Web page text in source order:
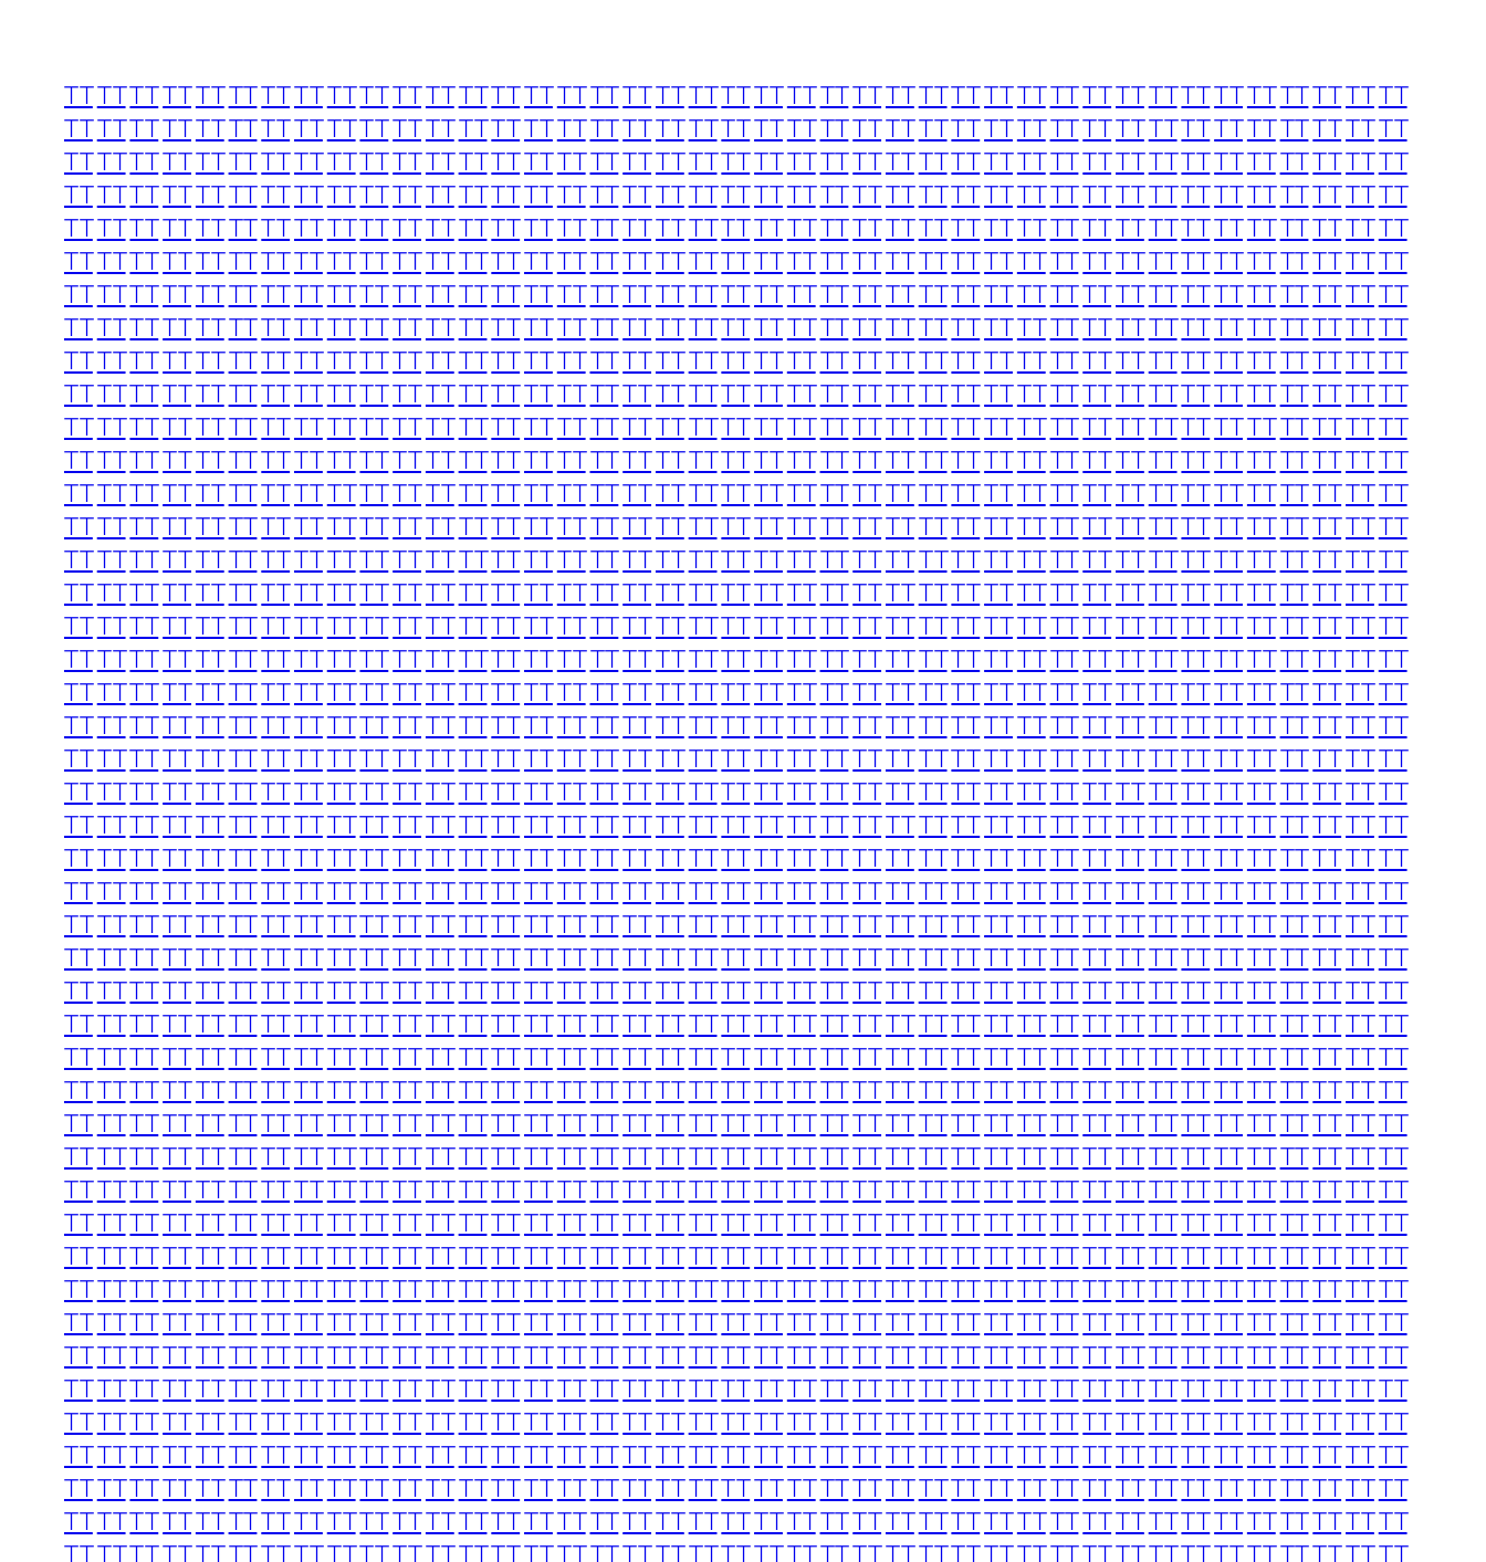
TTTTTTTTTTTTTTTTTTTTTTTTTTTTTTTTTTTTTTTTTTTTTTTTTTTTTTTTTTTTTTTTTTTTTTTTTTTTTTTTTT
TTTTTTTTTTTTTTTTTTTTTTTTTTTTTTTTTTTTTTTTTTTTTTTTTTTTTTTTTTTTTTTTTTTTTTTTTTTTTTTTTT
TTTTTTTTTTTTTTTTTTTTTTTTTTTTTTTTTTTTTTTTTTTTTTTTTTTTTTTTTTTTTTTTTTTTTTTTTTTTTTTTTT
TTTTTTTTTTTTTTTTTTTTTTTTTTTTTTTTTTTTTTTTTTTTTTTTTTTTTTTTTTTTTTTTTTTTTTTTTTTTTTTTTT
TTTTTTTTTTTTTTTTTTTTTTTTTTTTTTTTTTTTTTTTTTTTTTTTTTTTTTTTTTTTTTTTTTTTTTTTTTTTTTTTTT
TTTTTTTTTTTTTTTTTTTTTTTTTTTTTTTTTTTTTTTTTTTTTTTTTTTTTTTTTTTTTTTTTTTTTTTTTTTTTTTTTT
TTTTTTTTTTTTTTTTTTTTTTTTTTTTTTTTTTTTTTTTTTTTTTTTTTTTTTTTTTTTTTTTTTTTTTTTTTTTTTTTTT
TTTTTTTTTTTTTTTTTTTTTTTTTTTTTTTTTTTTTTTTTTTTTTTTTTTTTTTTTTTTTTTTTTTTTTTTTTTTTTTTTT
TTTTTTTTTTTTTTTTTTTTTTTTTTTTTTTTTTTTTTTTTTTTTTTTTTTTTTTTTTTTTTTTTTTTTTTTTTTTTTTTTT
TTTTTTTTTTTTTTTTTTTTTTTTTTTTTTTTTTTTTTTTTTTTTTTTTTTTTTTTTTTTTTTTTTTTTTTTTTTTTTTTTT
TTTTTTTTTTTTTTTTTTTTTTTTTTTTTTTTTTTTTTTTTTTTTTTTTTTTTTTTTTTTTTTTTTTTTTTTTTTTTTTTTT
TTTTTTTTTTTTTTTTTTTTTTTTTTTTTTTTTTTTTTTTTTTTTTTTTTTTTTTTTTTTTTTTTTTTTTTTTTTTTTTTTT
TTTTTTTTTTTTTTTTTTTTTTTTTTTTTTTTTTTTTTTTTTTTTTTTTTTTTTTTTTTTTTTTTTTTTTTTTTTTTTTTTT
TTTTTTTTTTTTTTTTTTTTTTTTTTTTTTTTTTTTTTTTTTTTTTTTTTTTTTTTTTTTTTTTTTTTTTTTTTTTTTTTTT
TTTTTTTTTTTTTTTTTTTTTTTTTTTTTTTTTTTTTTTTTTTTTTTTTTTTTTTTTTTTTTTTTTTTTTTTTTTTTTTTTT
TTTTTTTTTTTTTTTTTTTTTTTTTTTTTTTTTTTTTTTTTTTTTTTTTTTTTTTTTTTTTTTTTTTTTTTTTTTTTTTTTT
TTTTTTTTTTTTTTTTTTTTTTTTTTTTTTTTTTTTTTTTTTTTTTTTTTTTTTTTTTTTTTTTTTTTTTTTTTTTTTTTTT
TTTTTTTTTTTTTTTTTTTTTTTTTTTTTTTTTTTTTTTTTTTTTTTTTTTTTTTTTTTTTTTTTTTTTTTTTTTTTTTTTT
TTTTTTTTTTTTTTTTTTTTTTTTTTTTTTTTTTTTTTTTTTTTTTTTTTTTTTTTTTTTTTTTTTTTTTTTTTTTTTTTTT
TTTTTTTTTTTTTTTTTTTTTTTTTTTTTTTTTTTTTTTTTTTTTTTTTTTTTTTTTTTTTTTTTTTTTTTTTTTTTTTTTT
TTTTTTTTTTTTTTTTTTTTTTTTTTTTTTTTTTTTTTTTTTTTTTTTTTTTTTTTTTTTTTTTTTTTTTTTTTTTTTTTTT
TTTTTTTTTTTTTTTTTTTTTTTTTTTTTTTTTTTTTTTTTTTTTTTTTTTTTTTTTTTTTTTTTTTTTTTTTTTTTTTTTT
TTTTTTTTTTTTTTTTTTTTTTTTTTTTTTTTTTTTTTTTTTTTTTTTTTTTTTTTTTTTTTTTTTTTTTTTTTTTTTTTTT
TTTTTTTTTTTTTTTTTTTTTTTTTTTTTTTTTTTTTTTTTTTTTTTTTTTTTTTTTTTTTTTTTTTTTTTTTTTTTTTTTT
TTTTTTTTTTTTTTTTTTTTTTTTTTTTTTTTTTTTTTTTTTTTTTTTTTTTTTTTTTTTTTTTTTTTTTTTTTTTTTTTTT
TTTTTTTTTTTTTTTTTTTTTTTTTTTTTTTTTTTTTTTTTTTTTTTTTTTTTTTTTTTTTTTTTTTTTTTTTTTTTTTTTT
TTTTTTTTTTTTTTTTTTTTTTTTTTTTTTTTTTTTTTTTTTTTTTTTTTTTTTTTTTTTTTTTTTTTTTTTTTTTTTTTTT
TTTTTTTTTTTTTTTTTTTTTTTTTTTTTTTTTTTTTTTTTTTTTTTTTTTTTTTTTTTTTTTTTTTTTTTTTTTTTTTTTT
TTTTTTTTTTTTTTTTTTTTTTTTTTTTTTTTTTTTTTTTTTTTTTTTTTTTTTTTTTTTTTTTTTTTTTTTTTTTTTTTTT
TTTTTTTTTTTTTTTTTTTTTTTTTTTTTTTTTTTTTTTTTTTTTTTTTTTTTTTTTTTTTTTTTTTTTTTTTTTTTTTTTT
TTTTTTTTTTTTTTTTTTTTTTTTTTTTTTTTTTTTTTTTTTTTTTTTTTTTTTTTTTTTTTTTTTTTTTTTTTTTTTTTTT
TTTTTTTTTTTTTTTTTTTTTTTTTTTTTTTTTTTTTTTTTTTTTTTTTTTTTTTTTTTTTTTTTTTTTTTTTTTTTTTTTT
TTTTTTTTTTTTTTTTTTTTTTTTTTTTTTTTTTTTTTTTTTTTTTTTTTTTTTTTTTTTTTTTTTTTTTTTTTTTTTTTTT
TTTTTTTTTTTTTTTTTTTTTTTTTTTTTTTTTTTTTTTTTTTTTTTTTTTTTTTTTTTTTTTTTTTTTTTTTTTTTTTTTT
TTTTTTTTTTTTTTTTTTTTTTTTTTTTTTTTTTTTTTTTTTTTTTTTTTTTTTTTTTTTTTTTTTTTTTTTTTTTTTTTTT
TTTTTTTTTTTTTTTTTTTTTTTTTTTTTTTTTTTTTTTTTTTTTTTTTTTTTTTTTTTTTTTTTTTTTTTTTTTTTTTTTT
TTTTTTTTTTTTTTTTTTTTTTTTTTTTTTTTTTTTTTTTTTTTTTTTTTTTTTTTTTTTTTTTTTTTTTTTTTTTTTTTTT
TTTTTTTTTTTTTTTTTTTTTTTTTTTTTTTTTTTTTTTTTTTTTTTTTTTTTTTTTTTTTTTTTTTTTTTTTTTTTTTTTT
TTTTTTTTTTTTTTTTTTTTTTTTTTTTTTTTTTTTTTTTTTTTTTTTTTTTTTTTTTTTTTTTTTTTTTTTTTTTTTTTTT
TTTTTTTTTTTTTTTTTTTTTTTTTTTTTTTTTTTTTTTTTTTTTTTTTTTTTTTTTTTTTTTTTTTTTTTTTTTTTTTTTT
TTTTTTTTTTTTTTTTTTTTTTTTTTTTTTTTTTTTTTTTTTTTTTTTTTTTTTTTTTTTTTTTTTTTTTTTTTTTTTTTTT
TTTTTTTTTTTTTTTTTTTTTTTTTTTTTTTTTTTTTTTTTTTTTTTTTTTTTTTTTTTTTTTTTTTTTTTTTTTTTTTTTT
TTTTTTTTTTTTTTTTTTTTTTTTTTTTTTTTTTTTTTTTTTTTTTTTTTTTTTTTTTTTTTTTTTTTTTTTTTTTTTTTTT
TTTTTTTTTTTTTTTTTTTTTTTTTTTTTTTTTTTTTTTTTTTTTTTTTTTTTTTTTTTTTTTTTTTTTTTTTTTTTTTTTT
TTTTTTTTTTTTTTTTTTTTTTTTTTTTTTTTTTTTTTTTTTTTTTTTTTTTTTTTTTTTTTTTTTTTTTTTTTTTTTTTTT